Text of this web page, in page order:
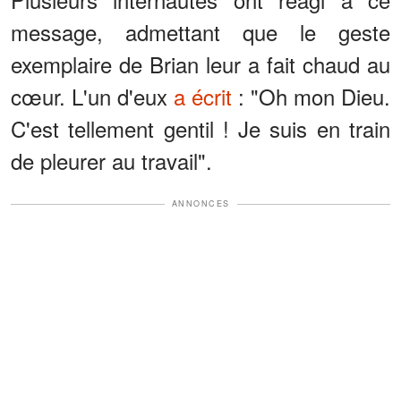
message, admettant que le geste
exemplaire de Brian leur a fait chaud au
cœur. L'un d'eux a écrit : "Oh mon Dieu.
C'est tellement gentil ! Je suis en train
de pleurer au travail".
ANNONCES